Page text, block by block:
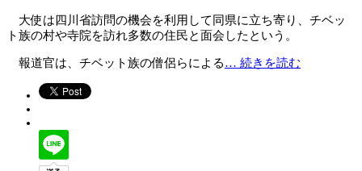
大使は四川省訪問の機会を利用して同県に立ち寄り、チベッ
ト族の村や寺院を訪れ多数の住民と面会したという。
報道官は、チベット族の僧侶らによる… 続きを読む